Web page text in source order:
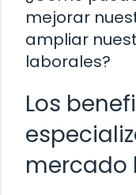
mejorar
ampliar
laborales?
Los
mercado